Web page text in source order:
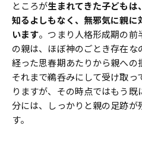
ところが生まれてきた子どもは
知るよしもなく、無邪気に親に
います。つまり人格形成期の前
の親は、ほぼ神のごとき存在な
経った思春期あたりから親への
それまで鵜呑みにして受け取
りますが、その時点ではもう
分には、しっかりと親の足跡が
す。